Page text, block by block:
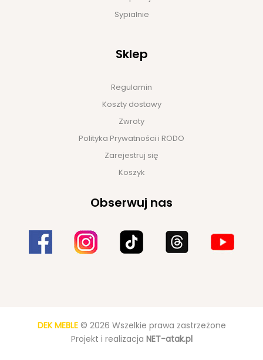
Sypialnie
Sklep
Regulamin
Koszty dostawy
Zwroty
Polityka Prywatności i RODO
Zarejestruj się
Koszyk
Obserwuj nas
DEK MEBLE© 2026 Wszelkie prawa zastrzeżone
Projekt i realizacja NET-atak.pl